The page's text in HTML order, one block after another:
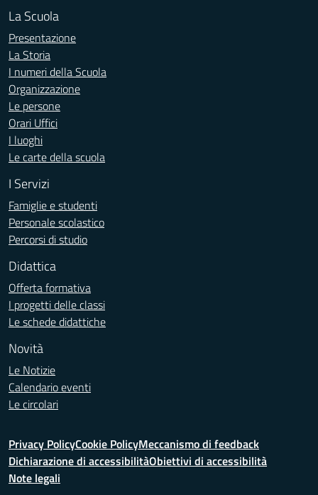
La Scuola
Presentazione
La Storia
I numeri della Scuola
Organizzazione
Le persone
Orari Uffici
I luoghi
Le carte della scuola
I Servizi
Famiglie e studenti
Personale scolastico
Percorsi di studio
Didattica
Offerta formativa
I progetti delle classi
Le schede didattiche
Novità
Le Notizie
Calendario eventi
Le circolari
Privacy PolicyCookie PolicyMeccanismo di feedback
Dichiarazione di accessibilitàObiettivi di accessibilità
Note legali